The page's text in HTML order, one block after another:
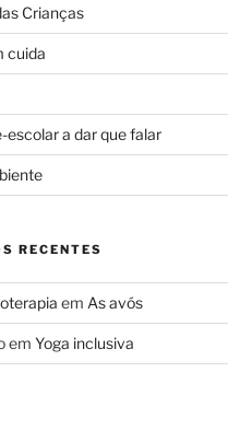
Crianças
cuida
escolar a dar que falar
RECENTES
em As avós
em Yoga inclusiva